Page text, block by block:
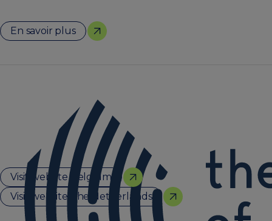
En savoir plus
Visit website Belgium
Visit website The Netherlands